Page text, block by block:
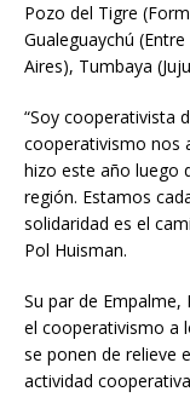
Pozo del Tigre
Gualeguaychú
Aires), Tumbaya
“Soy cooperativista
cooperativismo nos
hizo este año luego
región. Estamos
solidaridad es el
Pol Huisman.
Su par de Empalme,
el cooperativismo a
se ponen de relieve
actividad